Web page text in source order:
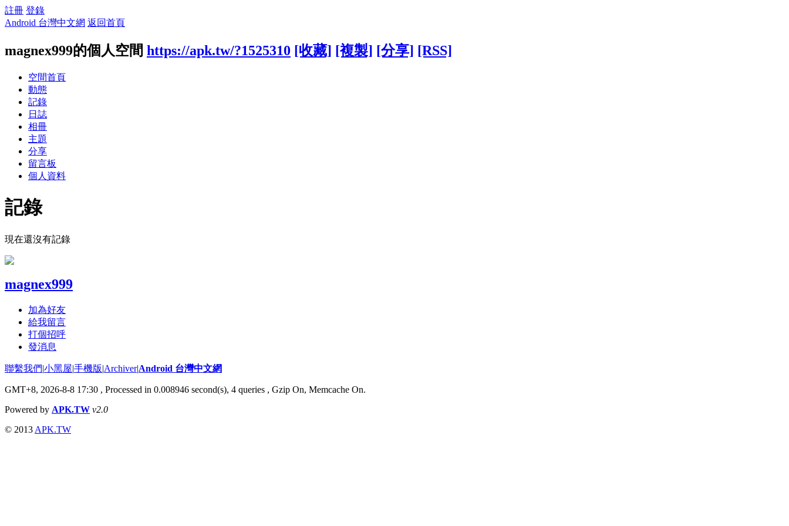
註冊 登錄
Android 台灣中文網 返回首頁
magnex999的個人空間 https://apk.tw/?1525310 [收藏] [複製] [分享] [RSS]
空間首頁
動態
記錄
日誌
相冊
主題
分享
留言板
個人資料
記錄
現在還沒有記錄
magnex999
加為好友
給我留言
打個招呼
發消息
聯繫我們|小黑屋|手機版|Archiver|Android 台灣中文網
GMT+8, 2026-8-8 17:30 , Processed in 0.008946 second(s), 4 queries , Gzip On, Memcache On.
Powered by APK.TW v2.0
© 2013 APK.TW